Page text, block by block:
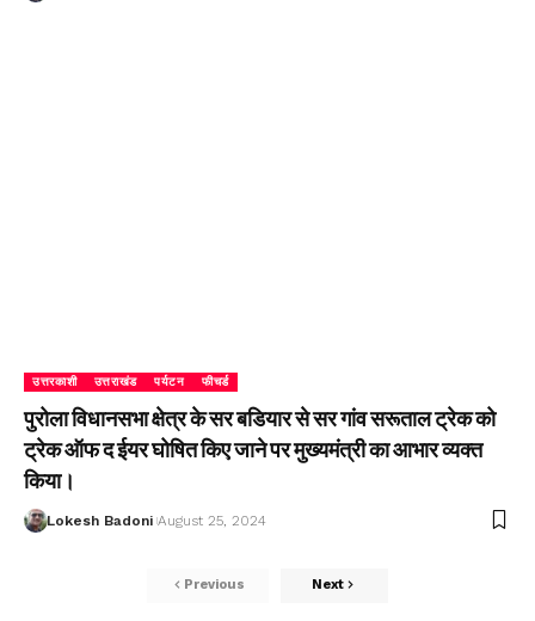
उत्तरकाशी उत्तराखंड पर्यटन फीचर्ड
पुरोला विधानसभा क्षेत्र के सर बडियार से सर गांव सरूताल ट्रेक को
ट्रेक ऑफ द ईयर घोषित किए जाने पर मुख्यमंत्री का आभार व्यक्त
किया।
Lokesh Badoni August 25, 2024
Previous Next